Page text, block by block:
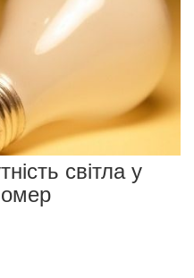
світла у